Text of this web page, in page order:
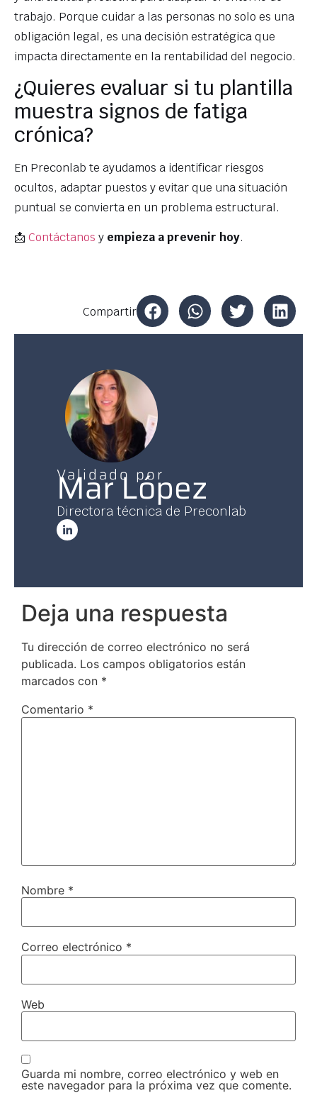
trabajo. Porque cuidar a las personas no solo es una
obligación legal, es una decisión estratégica que
impacta directamente en la rentabilidad del negocio.
¿Quieres evaluar si tu plantilla
muestra signos de fatiga
crónica?
En Preconlab te ayudamos a identificar riesgos
ocultos, adaptar puestos y evitar que una situación
puntual se convierta en un problema estructural.
📩 Contáctanos y empieza a prevenir hoy.
Compartir
Validado por
Mar López
Directora técnica de Preconlab
Deja una respuesta
Tu dirección de correo electrónico no será
publicada. Los campos obligatorios están
marcados con *
Comentario *
Nombre *
Correo electrónico *
Web
Guarda mi nombre, correo electrónico y web en
este navegador para la próxima vez que comente.